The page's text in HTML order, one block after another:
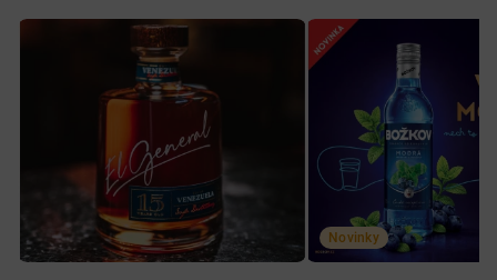
Novinky